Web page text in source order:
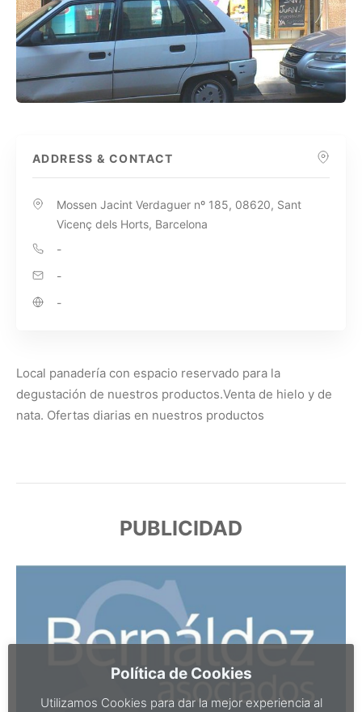
ADDRESS & CONTACT
Mossen Jacint Verdaguer nº 185, 08620, Sant
Vicenç dels Horts, Barcelona
-
-
-
Local panadería con espacio reservado para la
degustación de nuestros productos.Venta de hielo y de
nata. Ofertas diarias en nuestros productos
PUBLICIDAD
Política de Cookies
Utilizamos Cookies para dar la mejor experiencia al